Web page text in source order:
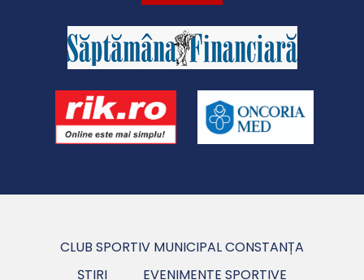
CLUB SPORTIV MUNICIPAL CONSTANȚA
ȘTIRI
EVENIMENTE SPORTIVE